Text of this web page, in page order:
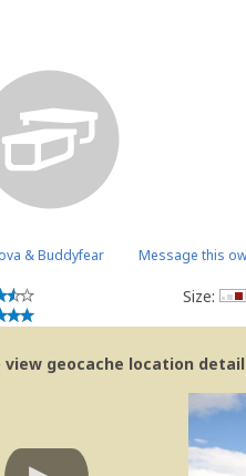
& Buddyfear Message this
Size:
view geocache location